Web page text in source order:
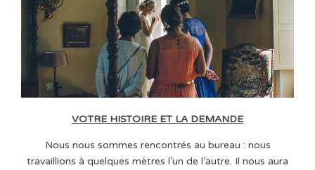
VOTRE HISTOIRE ET LA DEMANDE
Nous nous sommes rencontrés au bureau : nous
travaillions à quelques mètres l’un de l’autre. Il nous aura